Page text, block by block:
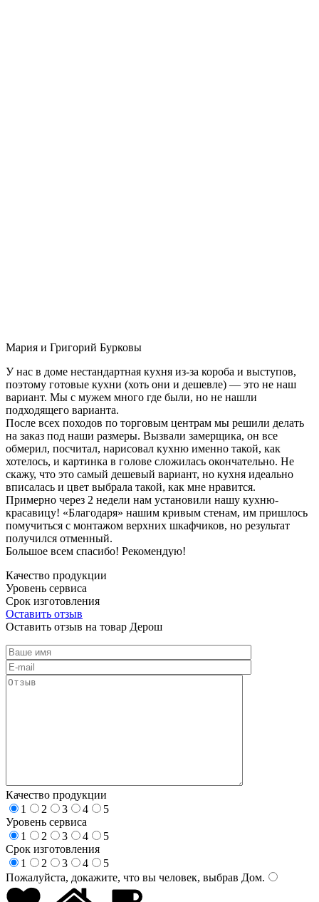
Мария и Григорий Бурковы
У нас в доме нестандартная кухня из-за короба и выступов,
поэтому готовые кухни (хоть они и дешевле) — это не наш
вариант. Мы с мужем много где были, но не нашли
подходящего варианта.
После всех походов по торговым центрам мы решили делать
на заказ под наши размеры. Вызвали замерщика, он все
обмерил, посчитал, нарисовал кухню именно такой, как
хотелось, и картинка в голове сложилась окончательно. Не
скажу, что это самый дешевый вариант, но кухня идеально
вписалась и цвет выбрала такой, как мне нравится.
Примерно через 2 недели нам установили нашу кухню-
красавицу! «Благодаря» нашим кривым стенам, им пришлось
помучиться с монтажом верхних шкафчиков, но результат
получился отменный.
Большое всем спасибо! Рекомендую!
Качество продукции
Уровень сервиса
Срок изготовления
Оставить отзыв
Оставить отзыв на товар Дерош
Качество продукции
1
2 3 4
5
Уровень сервиса
1
2 3 4
5
Срок изготовления
1
2 3 4
5
Пожалуйста, докажите, что вы человек, выбрав Дом.